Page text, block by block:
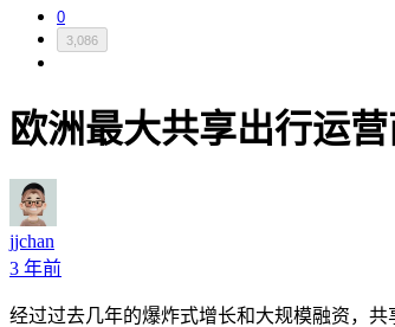
0
3,086
欧洲最大共享出行运
jjchan
3 年前
经过过去几年的爆炸式增长和大规模融资，